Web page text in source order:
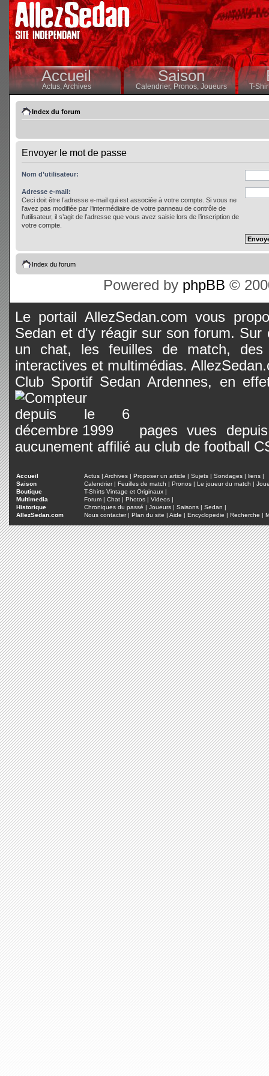
Accueil
Actus,Archives
Saison
Calendrier,Pronos, Joueurs T-
Index du forum
Envoyer le mot de passe
Nom d’utilisateur:
Adresse e-mail:
Ceci doit être l’adresse e-mail qui est associée à votre compte. Si vous ne
l’avez pas modifiée par l’intermédiaire de votre panneau de contrôle de
l’utilisateur, il s’agit de l’adresse que vous avez saisie lors de l’inscription de
votre compte.
Index du forum
Powered by phpBB ©
Le portail AllezSedan.com vous
Sedan et d'y réagir sur son forum.
un chat, les feuilles de match, des
interactives et multimédias.
Club Sportif Sedan Ardennes, en
pages vues
aucunement affilié au club de football
Accueil Actus | Archives | Proposer un article | Sujets | Sondages | liens |
Saison
Calendrier| Feuilles de match | Pronos | Le joueur du match |
Boutique
T-Shirts Vintage et Originaux |
Multimedia
Forum | Chat | Photos | Videos |
Historique
Chroniques du passé | Joueurs | Saisons | Sedan |
AllezSedan.com
Nous contacter| Plan du site | Aide | Encyclopedie | Recherche |